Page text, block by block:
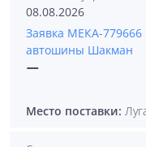
08.08.2026
Заявка МЕКА-
автошины Шакман
—
Место поставки: